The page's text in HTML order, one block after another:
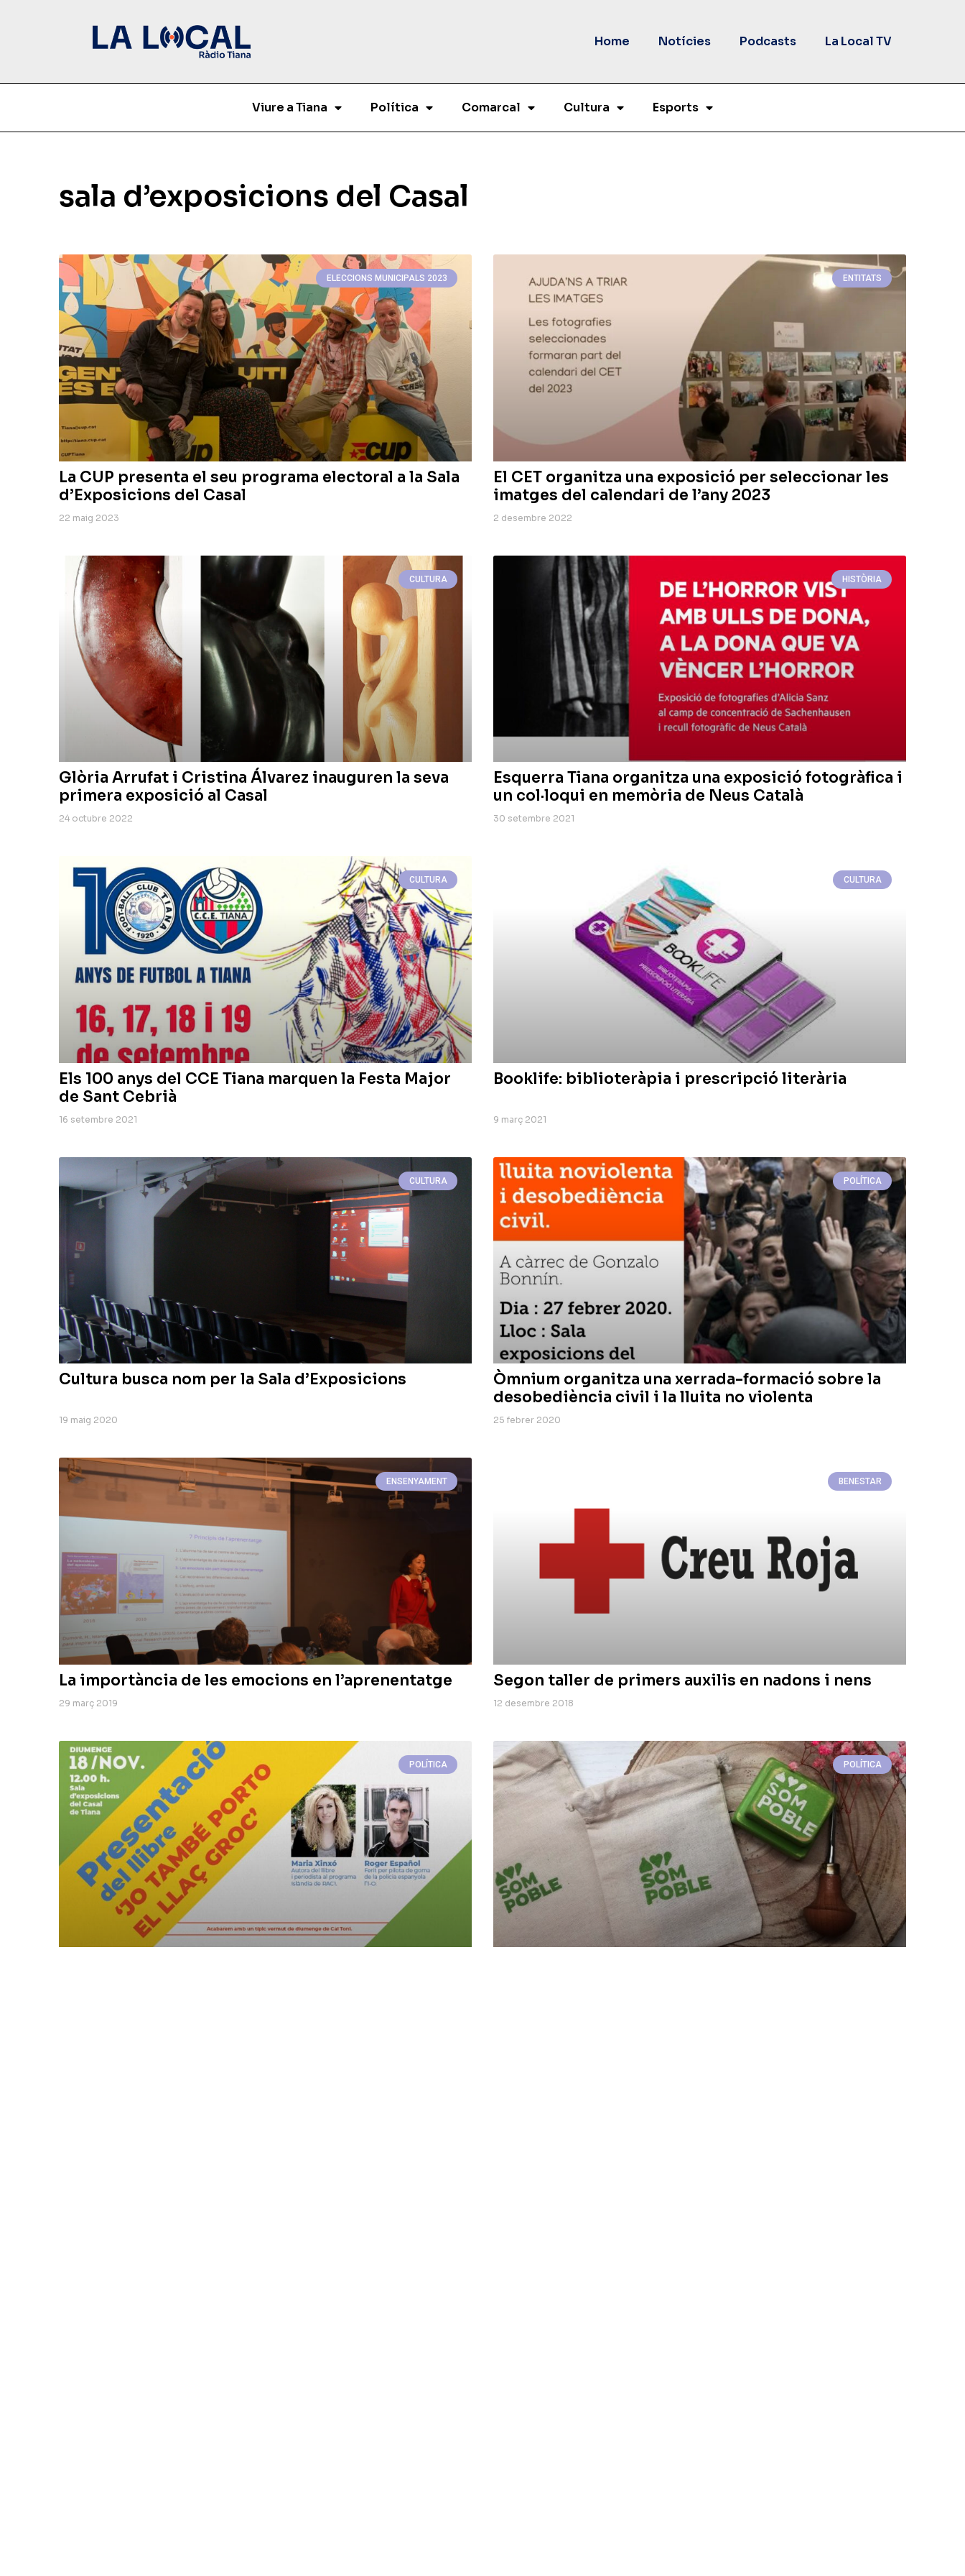
Home Notícies Podcasts La Local TV
Viure a Tiana Política Comarcal Cultura Esports
sala d’exposicions del Casal
ELECCIONS MUNICIPALS 2023
La CUP presenta el seu programa electoral a la Sala
d’Exposicions del Casal
22 maig 2023
ENTITATS
El CET organitza una exposició per seleccionar les
imatges del calendari de l’any 2023
2 desembre 2022
CULTURA
Glòria Arrufat i Cristina Álvarez inauguren la seva
primera exposició al Casal
24 octubre 2022
HISTÒRIA
Esquerra Tiana organitza una exposició fotogràfica i
un col·loqui en memòria de Neus Català
30 setembre 2021
CULTURA
Els 100 anys del CCE Tiana marquen la Festa Major
de Sant Cebrià
16 setembre 2021
CULTURA
Booklife: biblioteràpia i prescripció literària
9 març 2021
CULTURA
Cultura busca nom per la Sala d’Exposicions
19 maig 2020
POLÍTICA
Òmnium organitza una xerrada-formació sobre la
desobediència civil i la lluita no violenta
25 febrer 2020
ENSENYAMENT
La importància de les emocions en l’aprenentatge
29 març 2019
BENESTAR
Segon taller de primers auxilis en nadons i nens
12 desembre 2018
POLÍTICA POLÍTICA